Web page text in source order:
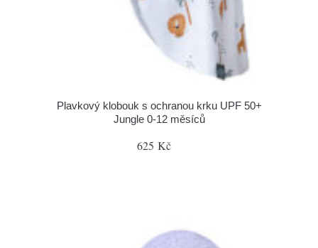
Plavkový klobouk s ochranou krku UPF 50+
Jungle 0-12 měsíců
625 Kč